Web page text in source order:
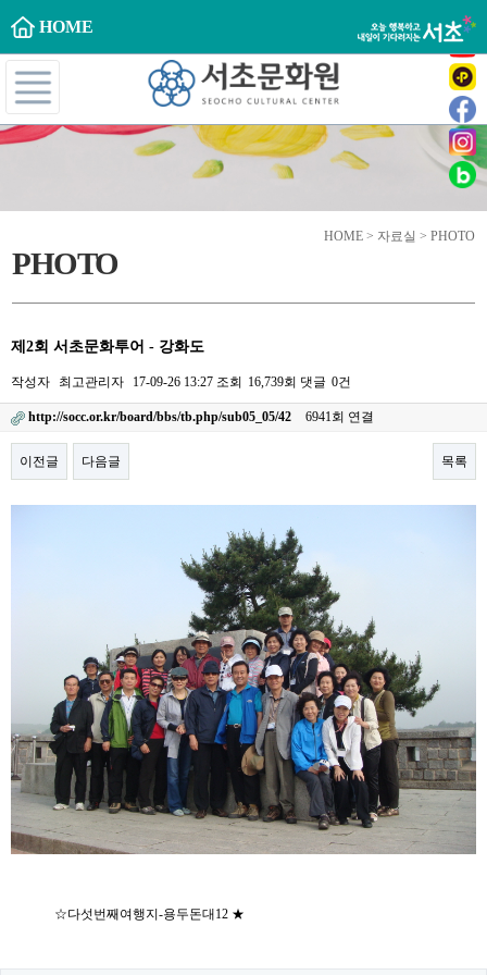
HOME
HOME > 자료실 > PHOTO
PHOTO
제2회 서초문화투어 - 강화도
작성자 최고관리자 17-09-26 13:27 조회 16,739회 댓글 0건
http://socc.or.kr/board/bbs/tb.php/sub05_05/42 6941회 연결
이전글 다음글 목록
☆다섯번째여행지-용두돈대12 ★